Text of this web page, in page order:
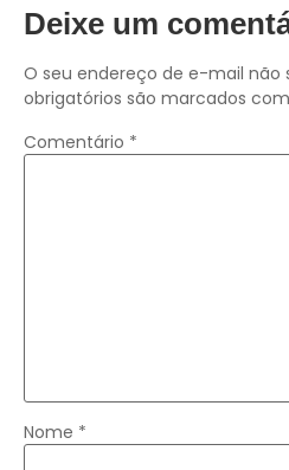
Deixe um
O seu endereço de e-mail não
obrigatórios são marcados com
Comentário *
Nome *